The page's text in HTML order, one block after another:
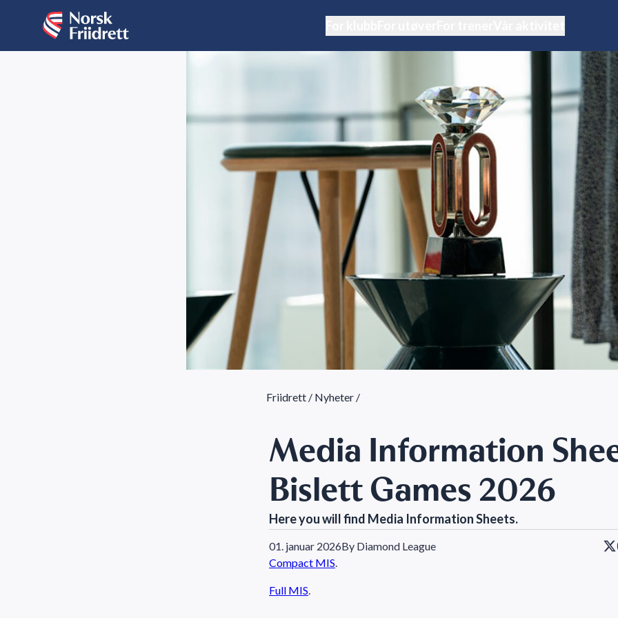
Friidrett / Nyheter /
Media Information
Bislett Games 2026
Here you will find Media Information Sheets.
01. januar 2026By Diamond League
Compact MIS.
Full MIS.